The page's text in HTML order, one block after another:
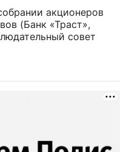
акционеров
(Банк «Траст»,
совет